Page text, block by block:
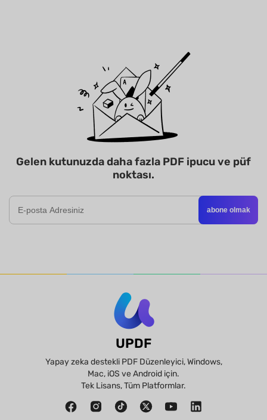
Gelen kutunuzda daha fazla PDF ipucu ve püf
noktası.
abone olmak
UPDF
Yapay zeka destekli PDF Düzenleyici, Windows,
Mac, iOS ve Android için.
Tek Lisans, Tüm Platformlar.